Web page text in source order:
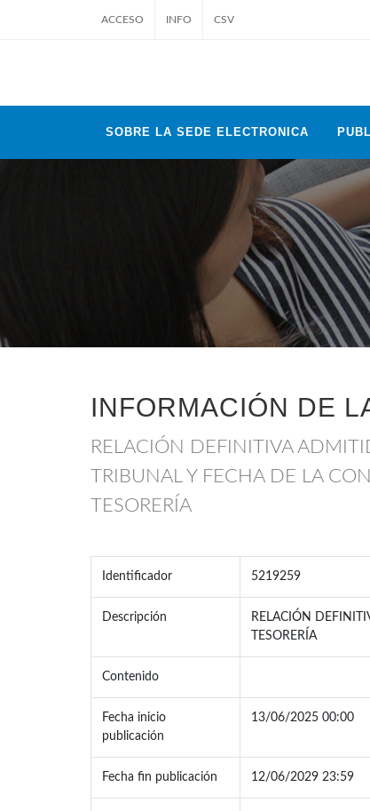
ACCESO INFO CSV
SOBRE LA SEDE ELECTRONICA
INFORMACIÓN DE
RELACIÓN DEFINITIVA
TRIBUNAL Y FECHA DE LA
TESORERÍA
Identificador 5219259
Descripción
RELACIÓN
TESORERÍA
Contenido
Fecha inicio
publicación
13/06/2025 00:00
Fecha fin publicación 12/06/2029 23:59